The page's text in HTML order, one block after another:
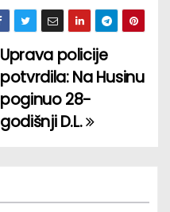
Uprava policije
potvrdila: Na Husinu
poginuo 28-
godišnji D.L.